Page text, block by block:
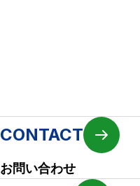
CONTACT
お問い合わせ